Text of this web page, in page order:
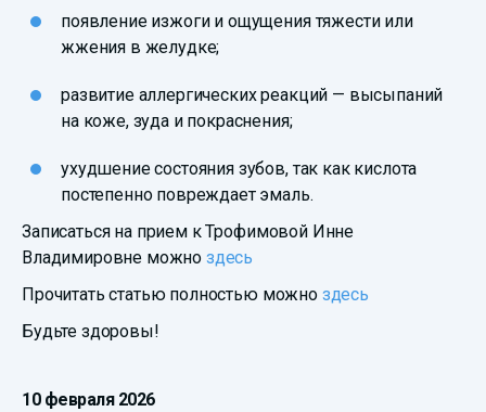
появление изжоги и ощущения тяжести или
жжения в желудке;
развитие аллергических реакций — высыпаний
на коже, зуда и покраснения;
ухудшение состояния зубов, так как кислота
постепенно повреждает эмаль.
Записаться на прием к Трофимовой Инне
Владимировне можно здесь
Прочитать статью полностью можно здесь
Будьте здоровы!
10 февраля 2026